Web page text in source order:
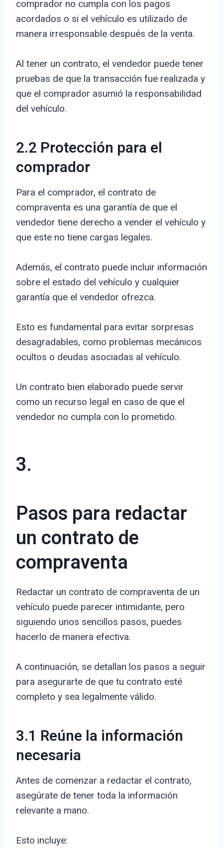
comprador no cumpla con los pagos
acordados o si el vehículo es utilizado de
manera irresponsable después de la venta.
Al tener un contrato, el vendedor puede tener
pruebas de que la transacción fue realizada y
que el comprador asumió la responsabilidad
del vehículo.
2.2 Protección para el
comprador
Para el comprador, el contrato de
compraventa es una garantía de que el
vendedor tiene derecho a vender el vehículo y
que este no tiene cargas legales.
Además, el contrato puede incluir información
sobre el estado del vehículo y cualquier
garantía que el vendedor ofrezca.
Esto es fundamental para evitar sorpresas
desagradables, como problemas mecánicos
ocultos o deudas asociadas al vehículo.
Un contrato bien elaborado puede servir
como un recurso legal en caso de que el
vendedor no cumpla con lo prometido.
3.
Pasos para redactar
un contrato de
compraventa
Redactar un contrato de compraventa de un
vehículo puede parecer intimidante, pero
siguiendo unos sencillos pasos, puedes
hacerlo de manera efectiva.
A continuación, se detallan los pasos a seguir
para asegurarte de que tu contrato esté
completo y sea legalmente válido.
3.1 Reúne la información
necesaria
Antes de comenzar a redactar el contrato,
asegúrate de tener toda la información
relevante a mano.
Esto incluye: